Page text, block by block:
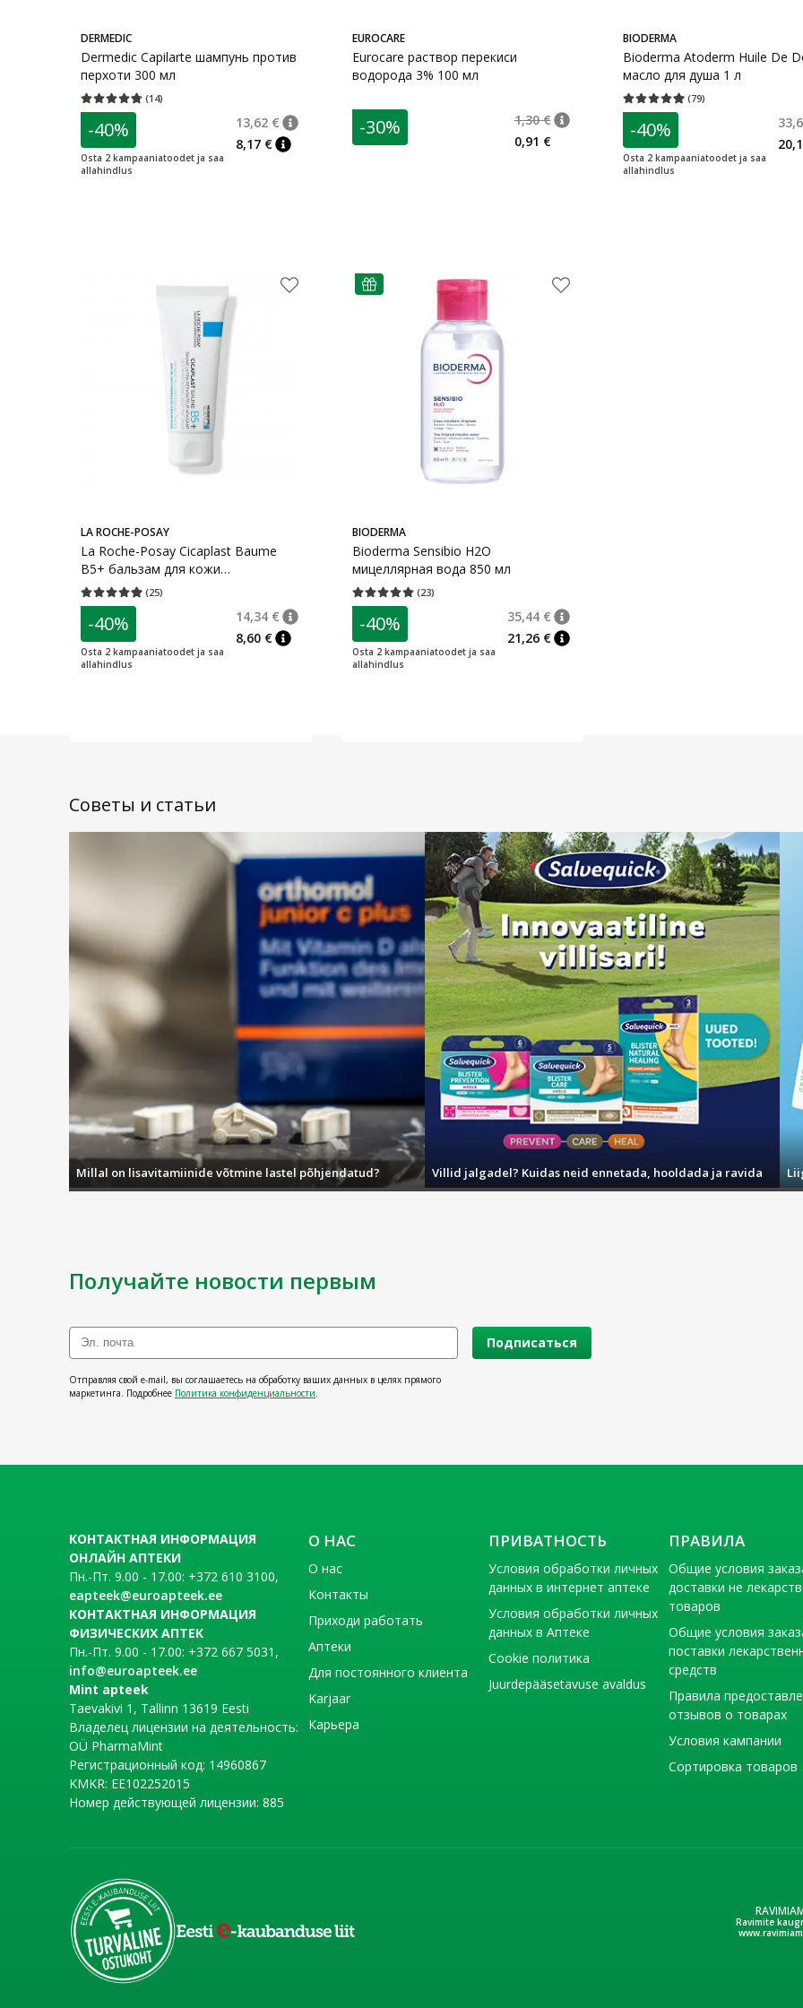
DERMEDIC
Dermedic Capilarte шампунь против
перхоти 300 мл
(14)
Средняя оценка 4.71
-40%
Osta 2 kampaaniatoodet ja saa
allahindlus
13,62 €
nõuanne
Tavaline hind:13,62 €
8,17 €
nõuanne
EUROCARE
Eurocare раствор перекиси
водорода 3% 100 мл
-30% 1,30 €
nõuanne
Tavaline hind:1,30 €
0,91 €
BIODERMA
Bioderma Atoderm Huile De
масло для душа 1 л
(79)
Средняя оценка 4.95
-40%
Osta 2 kampaaniatoodet ja saa
allahindlus
LA ROCHE-POSAY
La Roche-Posay Cicaplast Baume
B5+ бальзам для кожи
успокаивающий 40 мл
(25)
Средняя оценка 4.92
-40%
Osta 2 kampaaniatoodet ja saa
allahindlus
14,34 €
nõuanne
Tavaline hind:14,34 €
8,60 €
nõuanne
nõuanne
BIODERMA
Bioderma Sensibio H2O
мицеллярная вода 850 мл
(23)
Средняя оценка 5.00
-40%
Osta 2 kampaaniatoodet ja saa
allahindlus
35,44 €
nõuanne
Tavaline hind
21,26 €
nõuanne
Советы и статьи
Millal on lisavitamiinide võtmine lastel põhjendatud? Villid jalgadel? Kuidas neid ennetada, hooldada ja ravida
Получайте новости первым
Подписаться
Отправляя свой e-mail, вы соглашаетесь на обработку ваших данных в целях прямого
маркетинга. Подробнее Политика конфиденциальности
КОНТАКТНАЯ ИНФОРМАЦИЯ
ОНЛАЙН АПТЕКИ
Пн.-Пт. 9.00 - 17.00: +372 610 3100,
eapteek@euroapteek.ee
КОНТАКТНАЯ ИНФОРМАЦИЯ
ФИЗИЧЕСКИХ АПТЕК
Пн.-Пт. 9.00 - 17.00: +372 667 5031,
info@euroapteek.ee
Mint apteek
Taevakivi 1, Tallinn 13619 Eesti
Владелец лицензии на деятельность:
OÜ PharmaMint
Регистрационный код: 14960867
KMKR: EE102252015
Номер действующей лицензии: 885
О НАС
О нас
Контакты
Приходи работать
Аптеки
Для постоянного клиента
Karjaar
Карьера
ПРИВАТНОСТЬ
Условия обработки личных
данных в интернет аптеке
Условия обработки личных
данных в Аптеке
Cookie политика
Juurdepääsetavuse avaldus
ПРАВИЛА
Общие условия
доставки не
товаров
Общие условия
поставки
средств
Правила
отзывов о товарах
Условия кампании
Сортировка товаров
Ravimite